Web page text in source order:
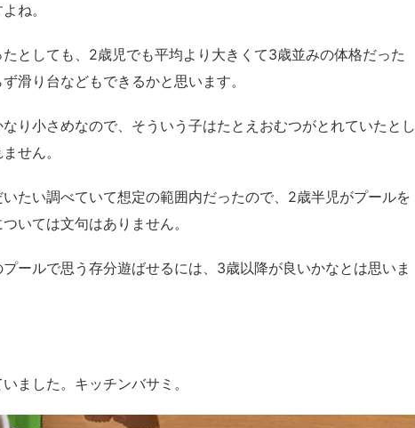
ね。
としても、2歳児でも平均より大きくて3歳並みの体格だった
滑り台などもできるかと思います。
り小さめなので、そういう子はたとえおむつがとれていたとし
せん。
たい調べていて想定の範囲内だったので、2歳半児がプールを
いては文句はありません。
ールで思う存分遊ばせるには、3歳以降が良いかなとは思いま
ました。キッチンバサミ。